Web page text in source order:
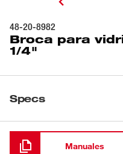
48-20-8982
Broca para
1/4"
Specs
Cargando
Manuales